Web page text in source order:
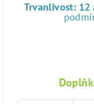
Trvanlivost: 12